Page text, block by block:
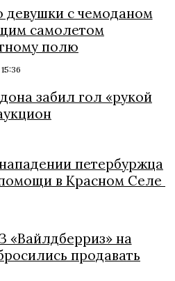
девушки с чемоданом
самолетом
полю
забил гол «рукой
петербуржца
в Красном Селе
«Вайлдберриз» на
продавать